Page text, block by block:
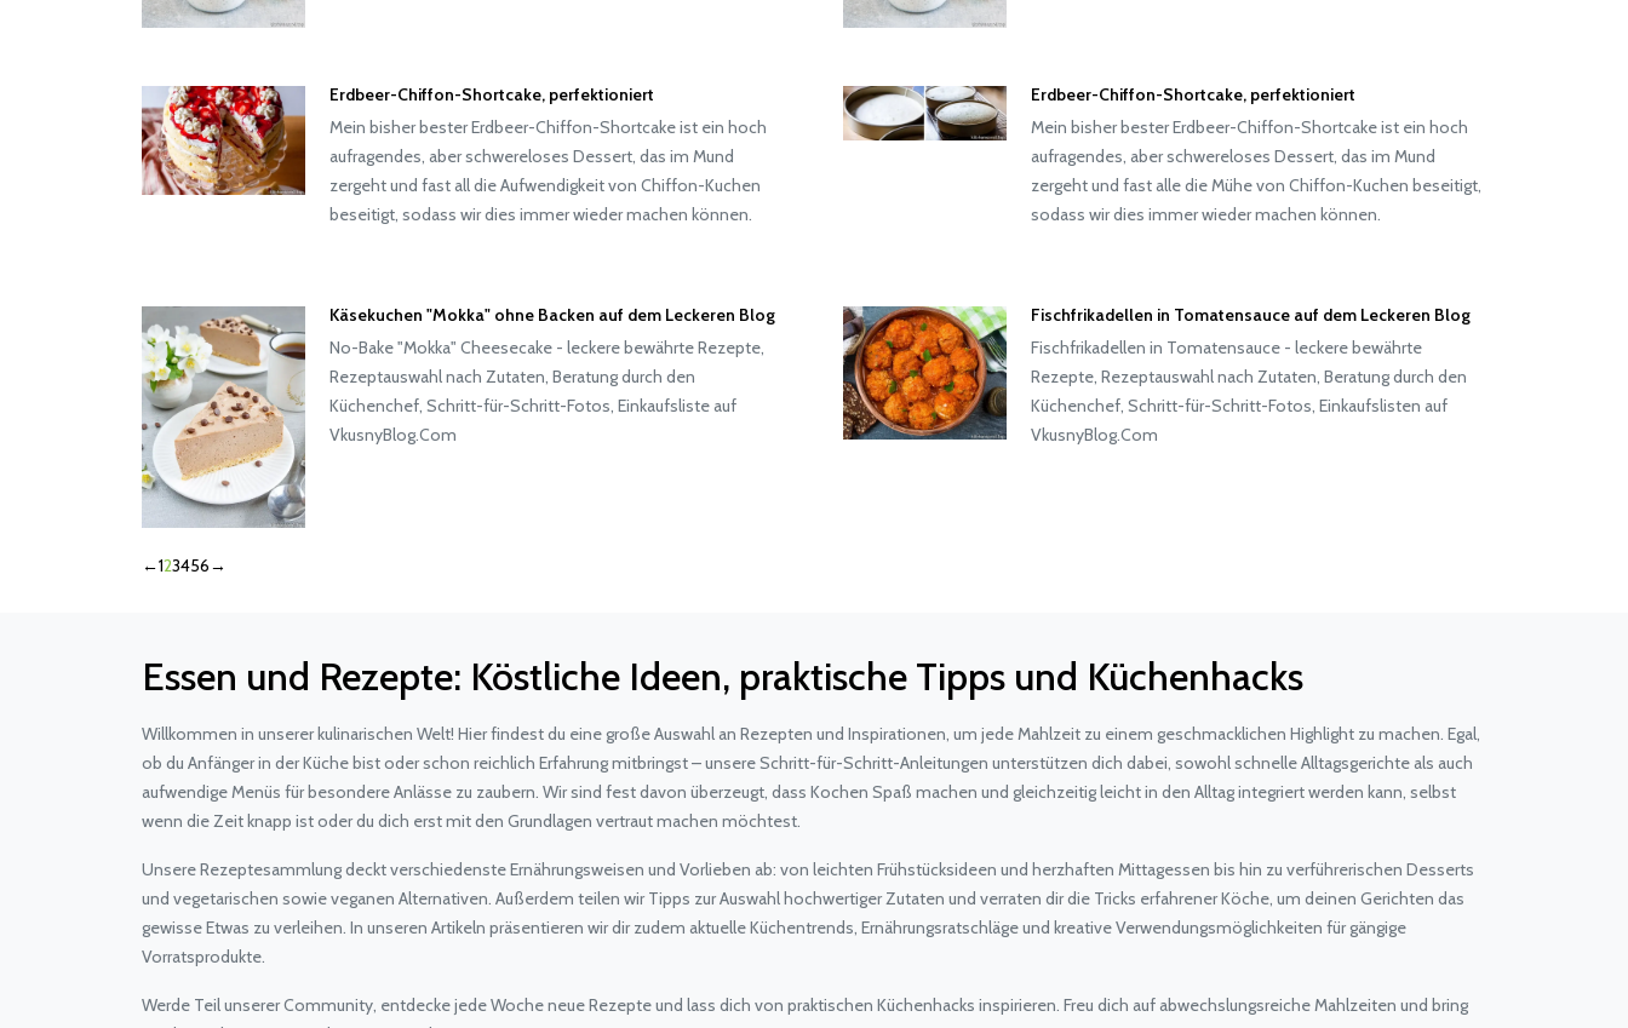
Erdbeer-Chiffon-Shortcake, perfektioniert
Mein bisher bester Erdbeer-Chiffon-Shortcake ist ein hoch
aufragendes, aber schwereloses Dessert, das im Mund
zergeht und fast all die Aufwendigkeit von Chiffon-Kuchen
beseitigt, sodass wir dies immer wieder machen können.
Erdbeer-Chiffon-Shortcake, perfektioniert
Mein bisher bester Erdbeer-Chiffon-Shortcake ist ein hoch
aufragendes, aber schwereloses Dessert, das im Mund
zergeht und fast alle die Mühe von Chiffon-Kuchen beseitigt,
sodass wir dies immer wieder machen können.
Käsekuchen "Mokka" ohne Backen auf dem Leckeren Blog
No-Bake "Mokka" Cheesecake - leckere bewährte Rezepte,
Rezeptauswahl nach Zutaten, Beratung durch den
Küchenchef, Schritt-für-Schritt-Fotos, Einkaufsliste auf
VkusnyBlog.Com
Fischfrikadellen in Tomatensauce auf dem Leckeren Blog
Fischfrikadellen in Tomatensauce - leckere bewährte
Rezepte, Rezeptauswahl nach Zutaten, Beratung durch den
Küchenchef, Schritt-für-Schritt-Fotos, Einkaufslisten auf
VkusnyBlog.Com
←123456→
Essen und Rezepte: Köstliche Ideen, praktische Tipps und Küchenhacks
Willkommen in unserer kulinarischen Welt! Hier findest du eine große Auswahl an Rezepten und Inspirationen, um jede Mahlzeit zu einem geschmacklichen Highlight zu machen. Egal,
ob du Anfänger in der Küche bist oder schon reichlich Erfahrung mitbringst – unsere Schritt-für-Schritt-Anleitungen unterstützen dich dabei, sowohl schnelle Alltagsgerichte als auch
aufwendige Menüs für besondere Anlässe zu zaubern. Wir sind fest davon überzeugt, dass Kochen Spaß machen und gleichzeitig leicht in den Alltag integriert werden kann, selbst
wenn die Zeit knapp ist oder du dich erst mit den Grundlagen vertraut machen möchtest.
Unsere Rezeptesammlung deckt verschiedenste Ernährungsweisen und Vorlieben ab: von leichten Frühstücksideen und herzhaften Mittagessen bis hin zu verführerischen Desserts
und vegetarischen sowie veganen Alternativen. Außerdem teilen wir Tipps zur Auswahl hochwertiger Zutaten und verraten dir die Tricks erfahrener Köche, um deinen Gerichten das
gewisse Etwas zu verleihen. In unseren Artikeln präsentieren wir dir zudem aktuelle Küchentrends, Ernährungsratschläge und kreative Verwendungsmöglichkeiten für gängige
Vorratsprodukte.
Werde Teil unserer Community, entdecke jede Woche neue Rezepte und lass dich von praktischen Küchenhacks inspirieren. Freu dich auf abwechslungsreiche Mahlzeiten und bring